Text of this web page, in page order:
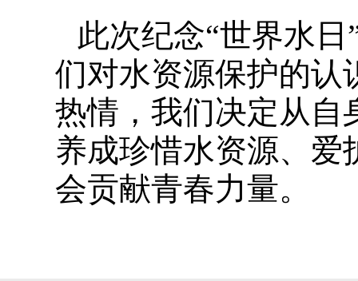
此次纪念“世界水
们对水资源保护的认
热情，我们决定从自
养成珍惜水资源、爱
会贡献青春力量。